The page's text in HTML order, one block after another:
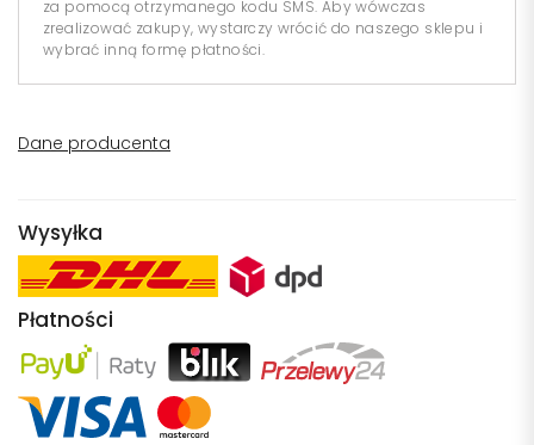
za pomocą otrzymanego kodu SMS. Aby wówczas
zrealizować zakupy, wystarczy wrócić do naszego sklepu i
wybrać inną formę płatności.
Dane producenta
Wysyłka
Płatności